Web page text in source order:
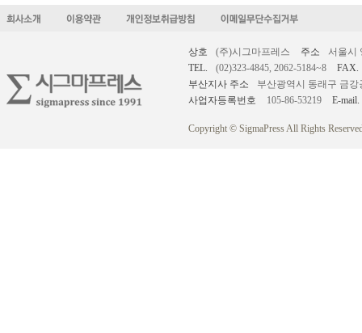
상호 (주)시그마프레스 주소
서울시
TEL.
(02)323-4845, 2062-5184~8
FAX.
부산지사 주소
부산광역시 동래구 금강
사업자등록번호
105-86-53219 E-mail.
Copyright © SigmaPress All Rights